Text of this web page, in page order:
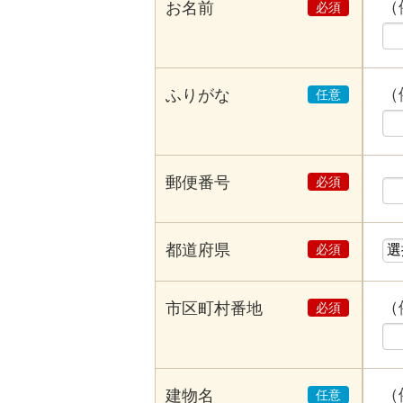
お名前
ふりがな
郵便番号
都道府県
市区町村番地
建物名